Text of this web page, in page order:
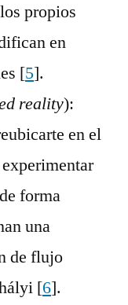
propios
en
[5].
reality):
en el
forma
una
de flujo
[6].